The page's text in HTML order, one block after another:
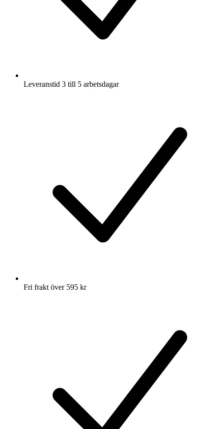
Leveranstid 3 till 5 arbetsdagar
Fri frakt över 595 kr